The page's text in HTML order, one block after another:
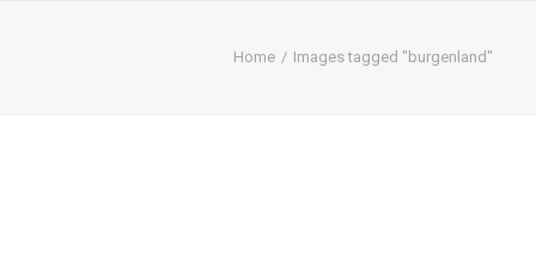
Home Images tagged "burgenland"